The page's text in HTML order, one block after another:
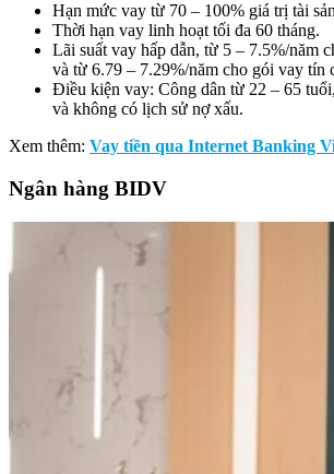
Hạn mức vay từ 70 – 100% giá trị tài
Thời hạn vay linh hoạt tối đa 60 tháng.
Lãi suất vay hấp dẫn, từ 5 – 7.5%/năm
và từ 6.79 – 7.29%/năm cho gói vay tín
Điều kiện vay: Công dân từ 22 – 65
và không có lịch sử nợ xấu.
Xem thêm: Vay tiền qua Internet Banking
Ngân hàng BIDV